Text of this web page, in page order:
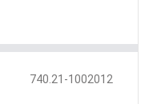
740.21-1002012